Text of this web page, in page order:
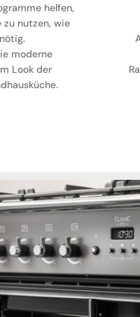
helfen,
zu nutzen, wie
moderne
Look der